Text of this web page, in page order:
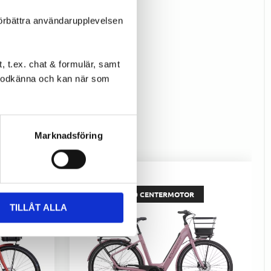
användarupplevelsen
t.ex. chat & formulär, samt
och kan när som
Marknadsföring
TILLÅT ALLA
SHIMANO EP500 CENTERMOTOR